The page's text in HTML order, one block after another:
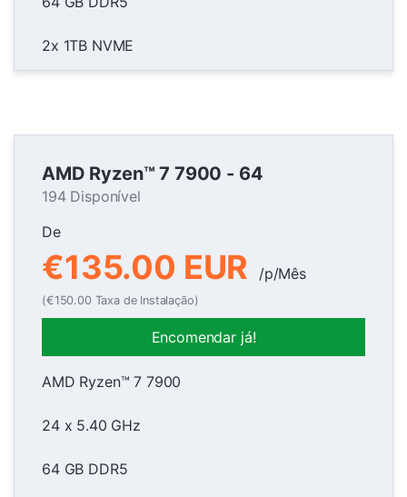
2x 1TB NVME
AMD Ryzen™ 7 7900 - 64
194 Disponível
De
€135.00 EUR /p/Mês
(€150.00 Taxa de Instalação)
Encomendar já!
AMD Ryzen™ 7 7900
24 x 5.40 GHz
64 GB DDR5